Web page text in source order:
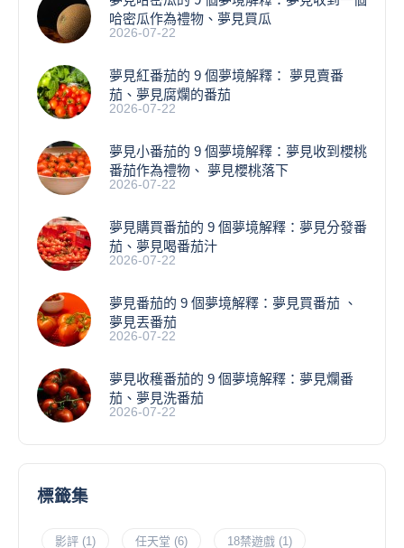
哈密瓜作為禮物、夢見買瓜
2026-07-22
夢見紅番茄的 9 個夢境解釋： 夢見賣番
茄、夢見腐爛的番茄
2026-07-22
​夢見小番茄的 9 個夢境解釋：夢見收到櫻桃
番茄作為禮物、 夢見櫻桃落下
2026-07-22
夢見購買番茄的 9 個夢境解釋：夢見分發番
茄、夢見喝番茄汁
2026-07-22
夢見番茄的 9 個夢境解釋：夢見買番茄 、
夢見丟番茄
2026-07-22
夢見收穫番茄的 9 個夢境解釋：夢見爛番
茄、夢見洗番茄
2026-07-22
標籤集
影評 (1) 任天堂 (6) 18禁遊戲 (1)